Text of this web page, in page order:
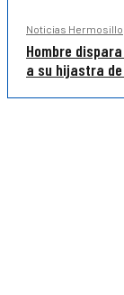
Noticias Hermosillo
Hombre
a su hijastra